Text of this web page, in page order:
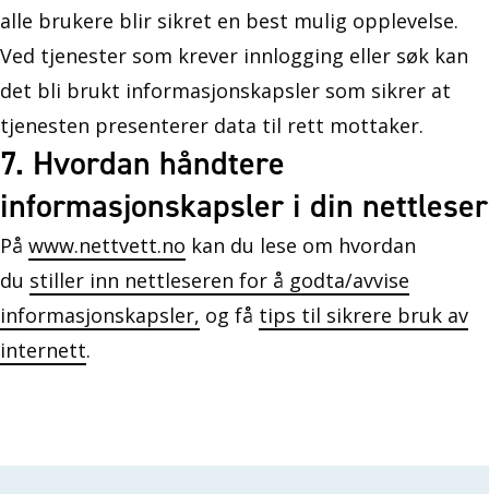
alle brukere blir sikret en best mulig opplevelse.
Ved tjenester som krever innlogging eller søk kan
det bli brukt informasjonskapsler som sikrer at
tjenesten presenterer data til rett mottaker.
7. Hvordan håndtere
informasjonskapsler i din nettleser
På www.nettvett.no kan du lese om hvordan
du stiller inn nettleseren for å godta/avvise
informasjonskapsler, og få tips til sikrere bruk av
internett.